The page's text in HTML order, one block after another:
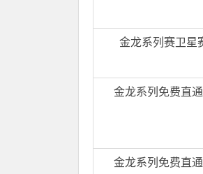
金龙系列赛卫星
金龙系列免费直
金龙系列免费直